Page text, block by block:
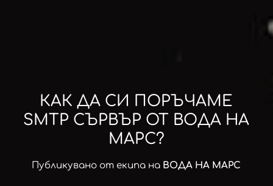
КАК ДА СИ ПОРЪЧАМЕ
SMTP СЪРВЪР ОТ ВОДА НА
МАРС?
Публикувано от екипа на ВОДА НА МАРС